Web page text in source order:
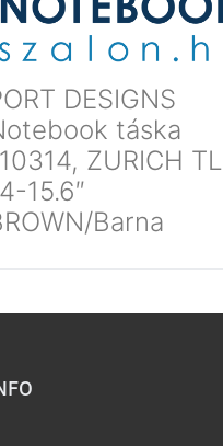
DESIGNS
táska
ZURICH TL
15.6″
Barna